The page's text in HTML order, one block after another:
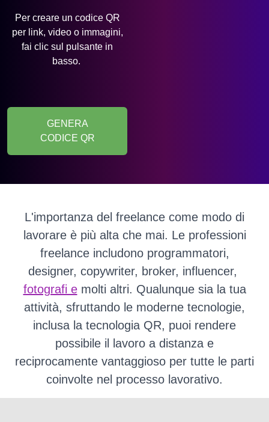
Per creare un codice QR
per link, video o immagini,
fai clic sul pulsante in
basso.
GENERA
CODICE QR
L'importanza del freelance come modo di
lavorare è più alta che mai. Le professioni
freelance includono programmatori,
designer, copywriter, broker, influencer,
fotografi emolti altri. Qualunque sia la tua
attività, sfruttando le moderne tecnologie,
inclusa la tecnologia QR, puoi rendere
possibile il lavoro a distanza e
reciprocamente vantaggioso per tutte le parti
coinvolte nel processo lavorativo.